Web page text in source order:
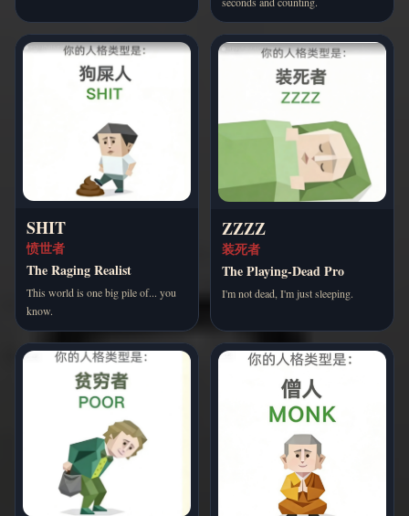
SHIT
愤世者
The Raging Realist
This world is one big pile of... you
know.
ZZZZ
装死者
The Playing-Dead Pro
I'm not dead, I'm just sleeping.